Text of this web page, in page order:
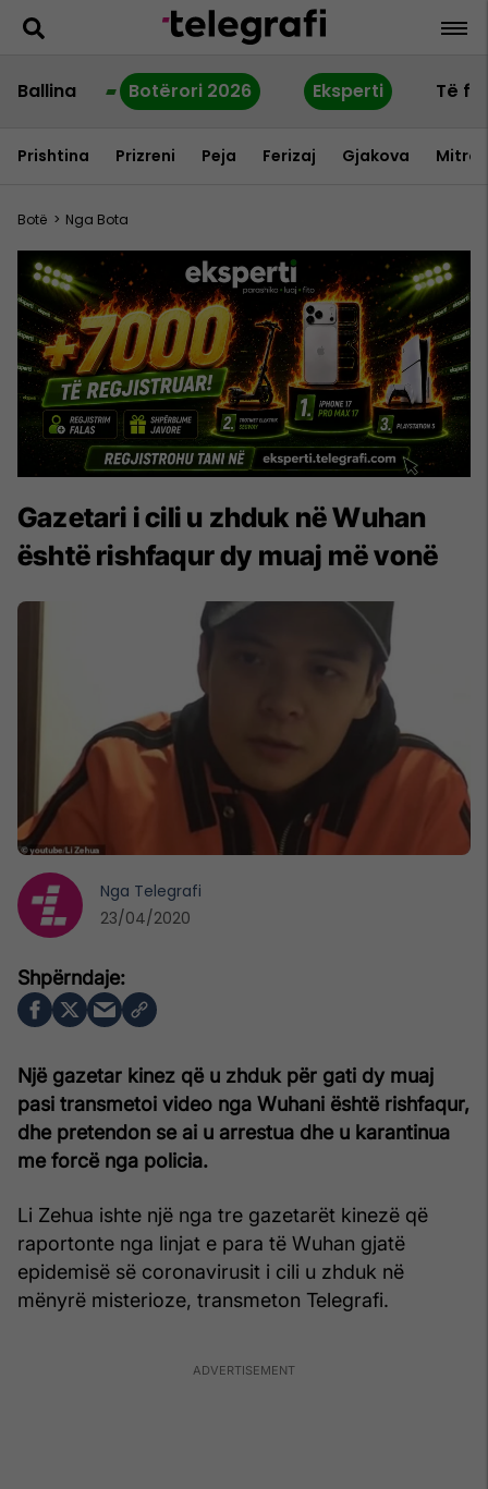
Ballina Botërori 2026 Eksperti Të
Prishtina Prizreni Peja Ferizaj Gjakova
Botë > Nga Bota
Gazetari i cili u zhduk në Wuhan
është rishfaqur dy muaj më vonë
Një gazetar kinez që u zhduk për gati dy muaj
pasi transmetoi video nga Wuhani është rishfaqur,
dhe pretendon se ai u arrestua dhe u karantinua
me forcë nga policia.
Li Zehua ishte një nga tre gazetarët kinezë që
raportonte nga linjat e para të Wuhan gjatë
epidemisë së coronavirusit i cili u zhduk në
mënyrë misterioze, transmeton Telegrafi.
Nga Telegrafi
23/04/2020